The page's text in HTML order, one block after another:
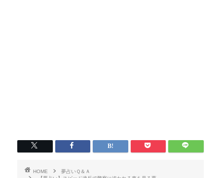
HOME
夢占いＱ＆Ａ